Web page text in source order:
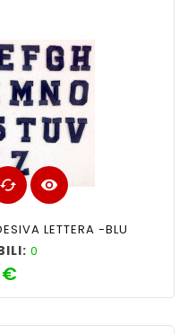
cached visibility
LETTERA -BLU
0
€Prezzo